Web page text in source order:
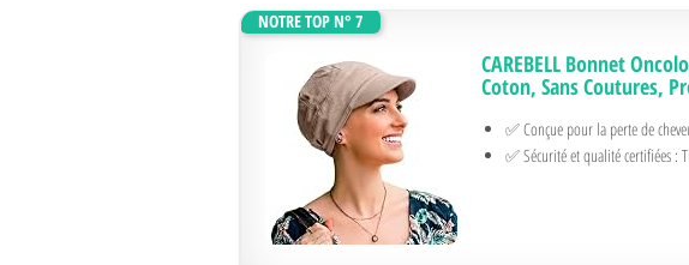
NOTRE TOP N° 7
CAREBELL Bonnet
Coton, Sans Coutures,
✅ Conçue pour la perte de
✅ Sécurité et qualité certifiées :